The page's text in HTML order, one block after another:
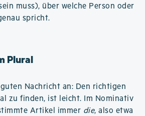
muss), über welche Person oder
spricht.
Plural
Nachricht an: Den richtigen
zu finden, ist leicht. Im Nominativ
Artikel immer die, also etwa